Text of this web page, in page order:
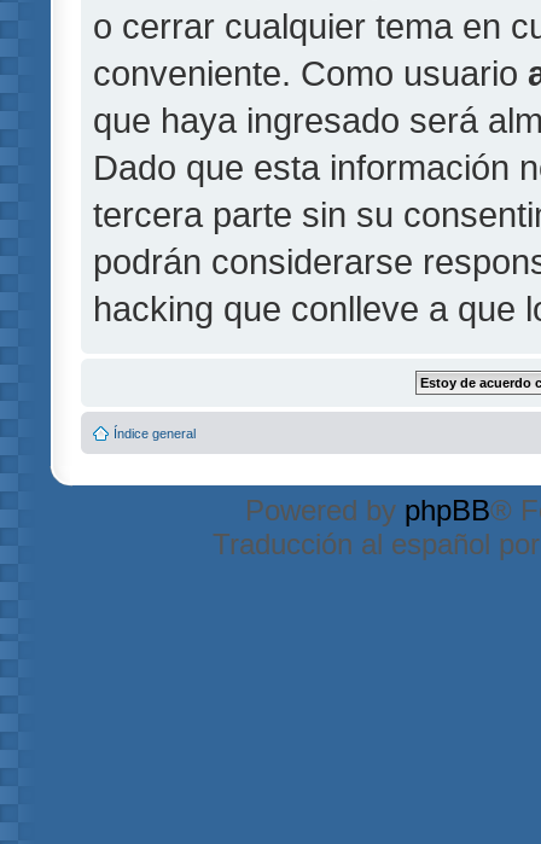
o cerrar cualquier tema en
conveniente. Como usuario
que haya ingresado será
Dado que esta información
tercera parte sin su
podrán considerarse
hacking que conlleve a que
Índice general
Powered by phpBB®
Traducción al español